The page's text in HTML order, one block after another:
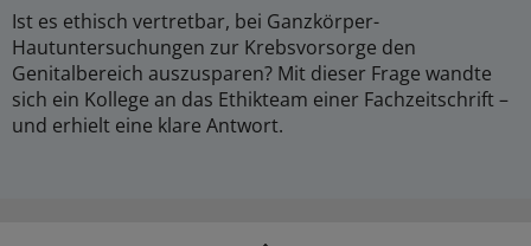
Ist es ethisch vertretbar, bei Ganzkörper-
Hautuntersuchungen zur Krebsvorsorge den
Genitalbereich auszusparen? Mit dieser Frage wandte
sich ein Kollege an das Ethikteam einer Fachzeitschrift –
und erhielt eine klare Antwort.